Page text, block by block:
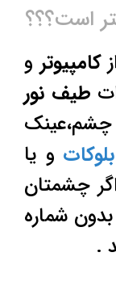
است؟؟؟
کامپیوتر و
طیف نور
چشم،عینک
و یا
چشمتان
شماره
.